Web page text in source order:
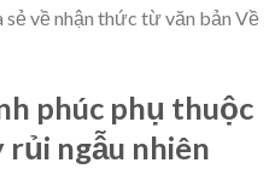
về nhận thức từ văn bản Về
phúc phụ thuộc
rủi ngẫu nhiên